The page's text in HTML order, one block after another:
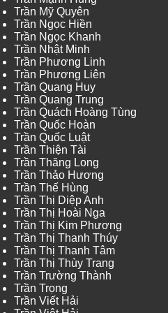
Trần Mỹ Quyên
Trần Ngọc Hiền
Trần Ngọc Khanh
Trần Nhật Minh
Trần Phương Linh
Trần Phương Liên
Trần Quang Huy
Trần Quang Trung
Trần Quách Hoàng Tùng
Trần Quốc Hoàn
Trần Quốc Luật
Trần Thiện Tài
Trần Thăng Long
Trần Thảo Hương
Trần Thế Hùng
Trần Thị Diệp Anh
Trần Thị Hoài Nga
Trần Thị Kim Phương
Trần Thị Thanh Thúy
Trần Thị Thanh Tâm
Trần Thị Thùy Trang
Trần Trường Thành
Trần Trọng
Trần Viết Hải